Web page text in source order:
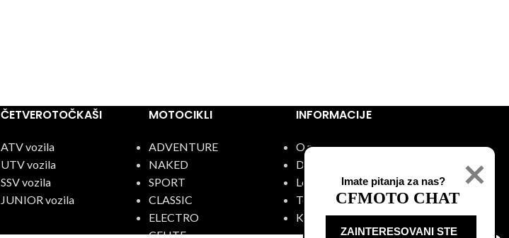
ČETVEROTOČKAŠI
ATV vozila
UTV vozila
SSV vozila
JUNIOR vozila
MOTOCIKLI
ADVENTURE
NAKED
SPORT
CLASSIC
ELECTRO
CFLITE
INFORMACIJE
O nama
Događaji
Lokacije
Test vožnja
Kontakt
Imate pitanja za nas?
CFMOTO CHAT
ZAINTERESOVANI STE